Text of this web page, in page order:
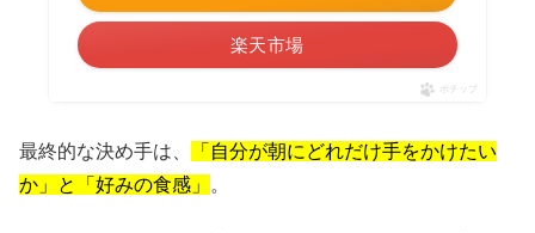
楽天市場
ポチップ
最終的な決め手は、
「自分が朝にどれだけ手をかけたい
か」と「好みの食感」
。